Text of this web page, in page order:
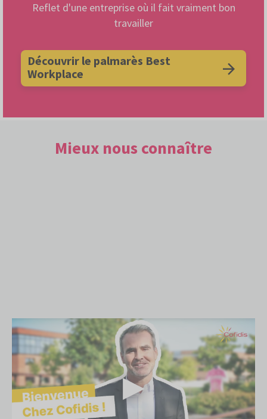
Reflet d'une entreprise où il fait vraiment bon
travailler
Découvrir le palmarès Best
Workplace
Mieux nous connaître